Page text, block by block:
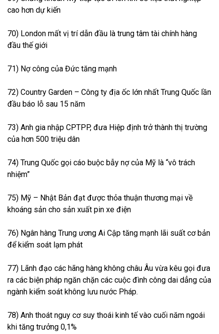
cao hơn dự kiến
70) London mất vị trí dẫn đầu là trung tâm tài chính hàng
đầu thế giới
71) Nợ công của Đức tăng mạnh
72) Country Garden – Công ty địa ốc lớn nhất Trung Quốc lần
đầu báo lỗ sau 15 năm
73) Anh gia nhập CPTPP, đưa Hiệp định trở thành thị trường
của hơn 500 triệu dân
74) Trung Quốc gọi cáo buộc bẫy nợ của Mỹ là “vô trách
nhiệm”
75) Mỹ – Nhật Bản đạt được thỏa thuận thương mại về
khoáng sản cho sản xuất pin xe điện
76) Ngân hàng Trung ương Ai Cập tăng mạnh lãi suất cơ bản
để kiểm soát lạm phát
77) Lãnh đạo các hãng hàng không châu Âu vừa kêu gọi đưa
ra các biện pháp ngăn chặn các cuộc đình công dai dẳng của
ngành kiểm soát không lưu nước Pháp.
78) Anh thoát nguy cơ suy thoái kinh tế vào cuối năm ngoái​
khi tăng trưởng 0,1%